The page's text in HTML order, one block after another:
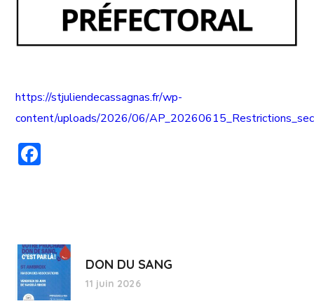
https://stjuliendecassagnas.fr/wp-
content/uploads/2026/06/
DON DU SANG
11 juin 2026